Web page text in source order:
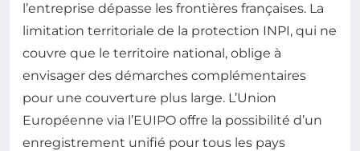
l’entreprise dépasse les frontières françaises. La
limitation territoriale de la protection INPI, qui ne
couvre que le territoire national, oblige à
envisager des démarches complémentaires
pour une couverture plus large. L’Union
Européenne via l’EUIPO offre la possibilité d’un
enregistrement unifié pour tous les pays